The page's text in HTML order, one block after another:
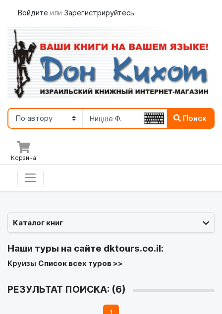
Войдите или Зарегистрируйтесь
Поиск
Корзина
Каталог книг
Наши туры на сайте dktours.co.il:
Круизы Список всех туров >>
РЕЗУЛЬТАТ ПОИСКА: (6)